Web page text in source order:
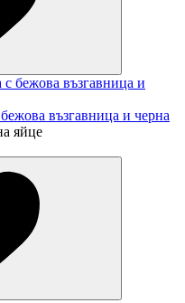
възгавница и черна
яйце